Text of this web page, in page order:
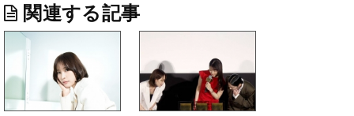
関連する記事